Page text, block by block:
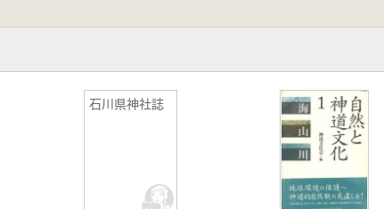
石川県神社誌